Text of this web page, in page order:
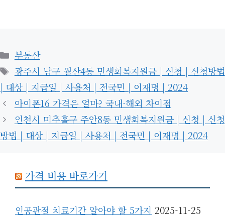
카
테
고
리
부동산
태
그
광주시 남구 월산4동 민생회복지원금 | 신청 | 신청방법
| 대상 | 지급일 | 사용처 | 전국민 | 이재명 | 2024
아이폰16 가격은 얼마? 국내·해외 차이점
인천시 미추홀구 주안8동 민생회복지원금 | 신청 | 신청
방법 | 대상 | 지급일 | 사용처 | 전국민 | 이재명 | 2024
가격 비용 바로가기
인공관절 치료기간 알아야 할 5가지 2025-11-25